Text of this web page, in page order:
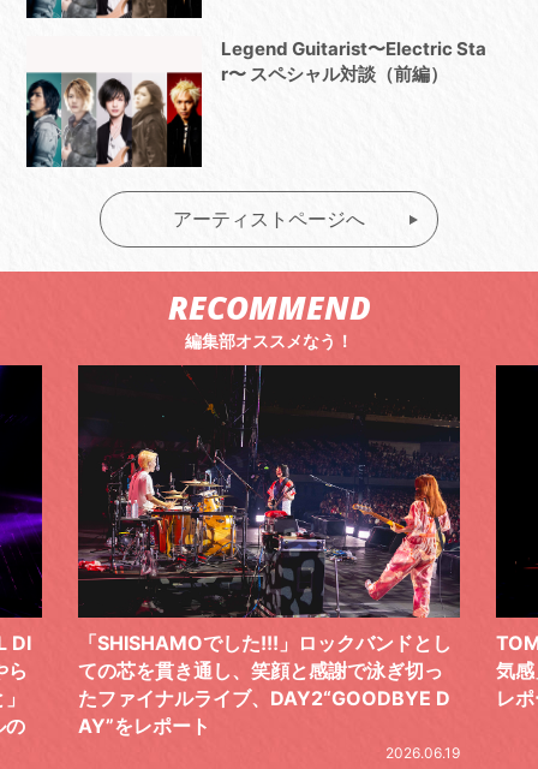
Legend Guitarist〜Electric Sta
r〜 スペシャル対談（前編）
アーティストページへ
RECOMMEND
編集部オススメなう！
し
っ
D
TOMOO、３台の鍵盤で「6月から7月の空
気感」を鮮やかに描いた、FC限定ライブを
レポート
筋
の
と